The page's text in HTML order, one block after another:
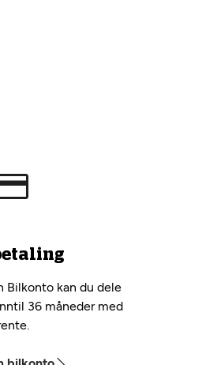
Bilkonto kan du dele
36 måneder med